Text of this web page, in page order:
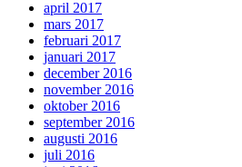
april 2017
mars 2017
februari 2017
januari 2017
december 2016
november 2016
oktober 2016
september 2016
augusti 2016
juli 2016